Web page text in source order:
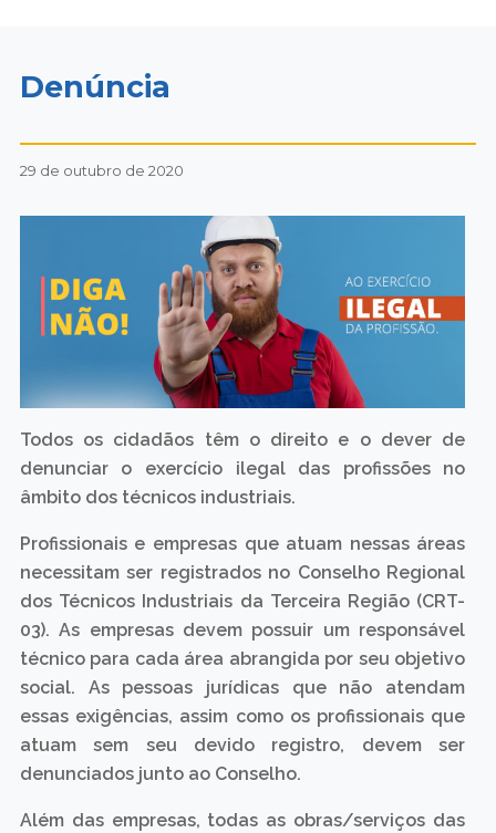
Denúncia
29 de outubro de 2020
Todos os cidadãos têm o direito e o dever de
denunciar o exercício ilegal das profissões no
âmbito dos técnicos industriais.
Profissionais e empresas que atuam nessas áreas
necessitam ser registrados no Conselho Regional
dos Técnicos Industriais da Terceira Região (CRT-
03). As empresas devem possuir um responsável
técnico para cada área abrangida por seu objetivo
social. As pessoas jurídicas que não atendam
essas exigências, assim como os profissionais que
atuam sem seu devido registro, devem ser
denunciados junto ao Conselho.
Além das empresas, todas as obras/serviços das